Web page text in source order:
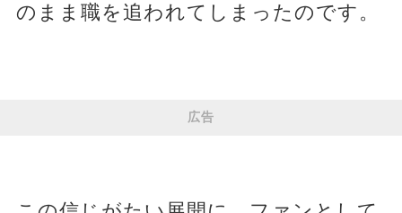
のまま職を追われてしまったのです。
広告